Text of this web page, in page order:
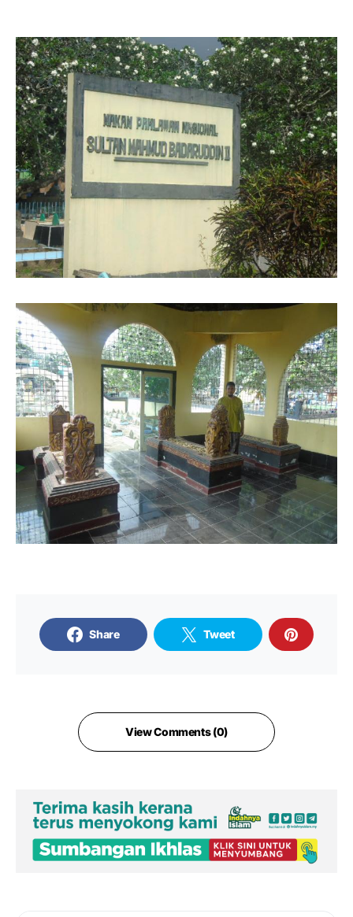
Share Tweet
View Comments (0)